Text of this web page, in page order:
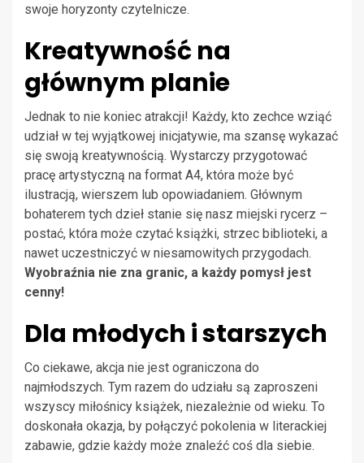
swoje horyzonty czytelnicze.
Kreatywność na
głównym planie
Jednak to nie koniec atrakcji! Każdy, kto zechce wziąć
udział w tej wyjątkowej inicjatywie, ma szansę wykazać
się swoją kreatywnością. Wystarczy przygotować
pracę artystyczną na format A4, która może być
ilustracją, wierszem lub opowiadaniem. Głównym
bohaterem tych dzieł stanie się nasz miejski rycerz –
postać, która może czytać książki, strzec biblioteki, a
nawet uczestniczyć w niesamowitych przygodach.
Wyobraźnia nie zna granic, a każdy pomysł jest
cenny!
Dla młodych i starszych
Co ciekawe, akcja nie jest ograniczona do
najmłodszych. Tym razem do udziału są zaproszeni
wszyscy miłośnicy książek, niezależnie od wieku. To
doskonała okazja, by połączyć pokolenia w literackiej
zabawie, gdzie każdy może znaleźć coś dla siebie.